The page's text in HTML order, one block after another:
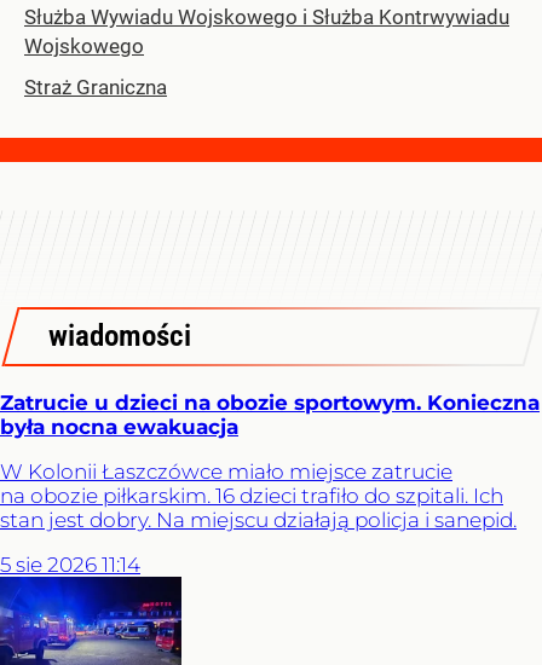
Służba Wywiadu Wojskowego i Służba Kontrwywiadu
Wojskowego
Straż Graniczna
wiadomości
Zatrucie u dzieci na obozie sportowym. Konieczna
była nocna ewakuacja
W Kolonii Łaszczówce miało miejsce zatrucie
na obozie piłkarskim. 16 dzieci trafiło do szpitali. Ich
stan jest dobry. Na miejscu działają policja i sanepid.
5 sie 2026 11:14